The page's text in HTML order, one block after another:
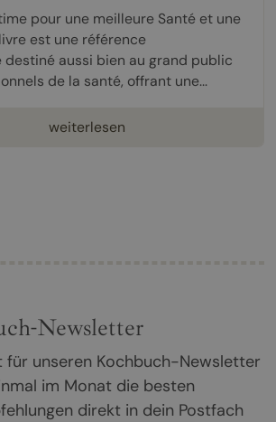
pour une meilleure Santé et une
est une référence
aussi bien au grand public
de la santé, offrant une...
weiterlesen
Newsletter
für unseren Kochbuch-Newsletter
im Monat die besten
direkt in dein Postfach